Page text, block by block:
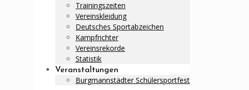
Trainingszeiten
Vereinskleidung
Deutsches Sportabzeichen
Kampfrichter
Vereinsrekorde
Statistik
Veranstaltungen
Burgmannstädter Schülersportfest